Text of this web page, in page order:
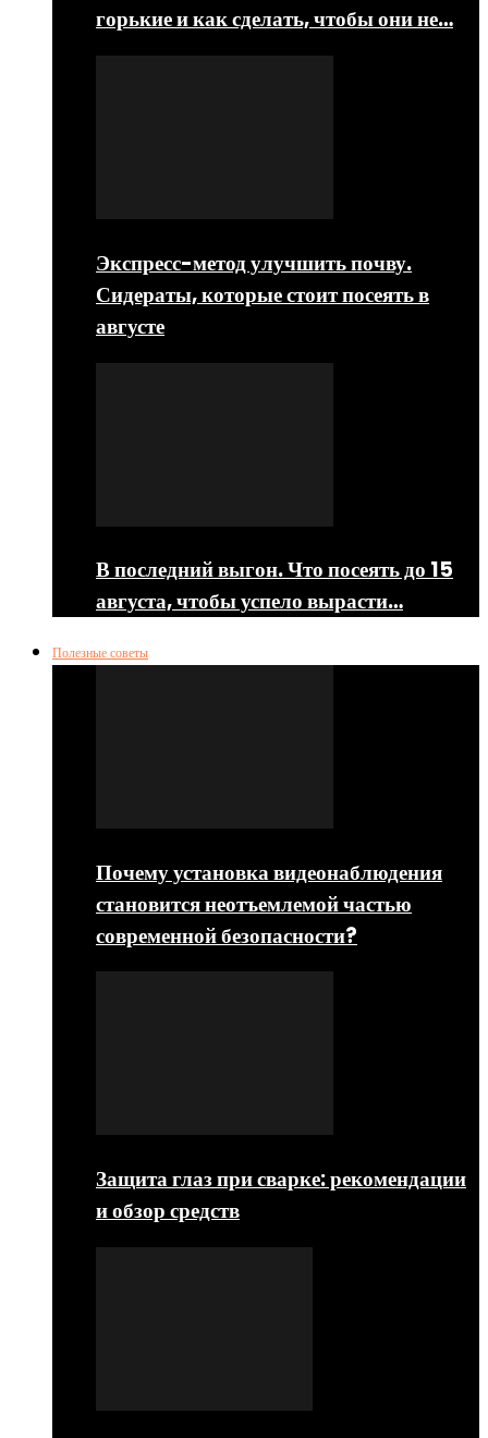
горькие и как сделать, чтобы они не…
Экспресс-метод улучшить почву.
Сидераты, которые стоит посеять в
августе
В последний выгон. Что посеять до 15
августа, чтобы успело вырасти…
Полезные советы
Почему установка видеонаблюдения
становится неотъемлемой частью
современной безопасности?
Защита глаз при сварке: рекомендации
и обзор средств